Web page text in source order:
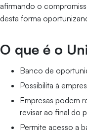
afirmando o
desta forma
O que é o
Banco de
Possibilita à
Empresas podem
revisar ao final do
Permite acesso a